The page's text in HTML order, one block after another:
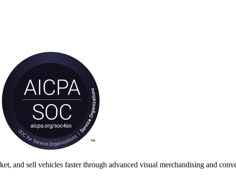
and sell vehicles faster through advanced visual merchandising and